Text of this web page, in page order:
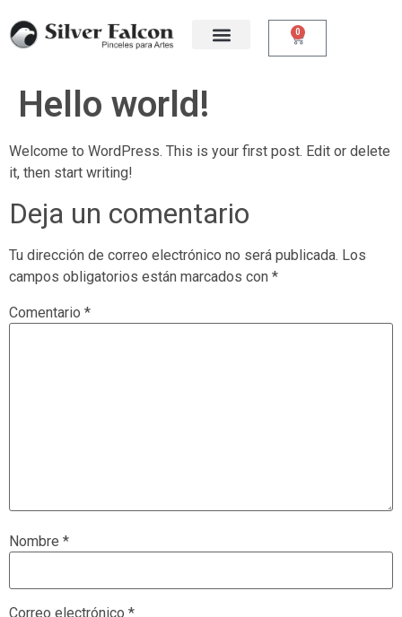
0
Hello world!
Welcome to WordPress. This is your first post. Edit or delete
it, then start writing!
Deja un comentario
Tu dirección de correo electrónico no será publicada. Los
campos obligatorios están marcados con *
Comentario *
Nombre *
Correo electrónico *